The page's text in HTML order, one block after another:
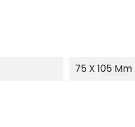
75 X 105 Mm